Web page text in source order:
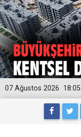
18:05
07 Ağustos 2026